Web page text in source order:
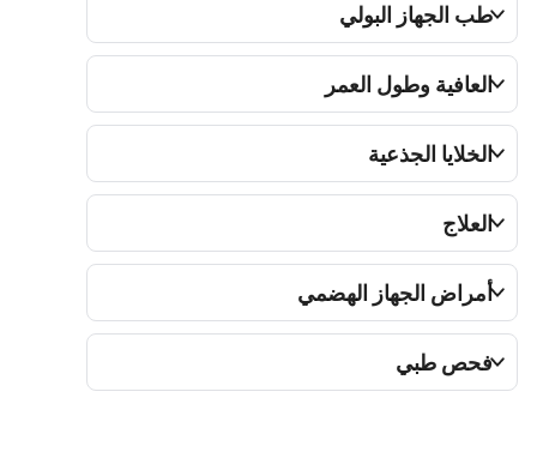
طب الجهاز البولي
العافية وطول العمر
الخلايا الجذعية
العلاج
أمراض الجهاز الهضمي
فحص طبي